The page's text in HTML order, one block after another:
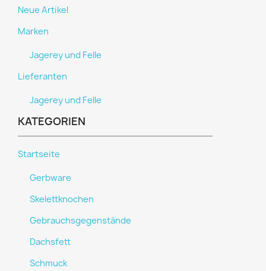
Neue Artikel
Marken
Jagerey und Felle
Lieferanten
Jagerey und Felle
KATEGORIEN
Startseite
Gerbware
Skelettknochen
Gebrauchsgegenstände
Dachsfett
Schmuck